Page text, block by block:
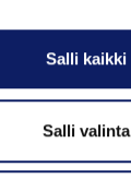
Salli kaikki
Salli valinta